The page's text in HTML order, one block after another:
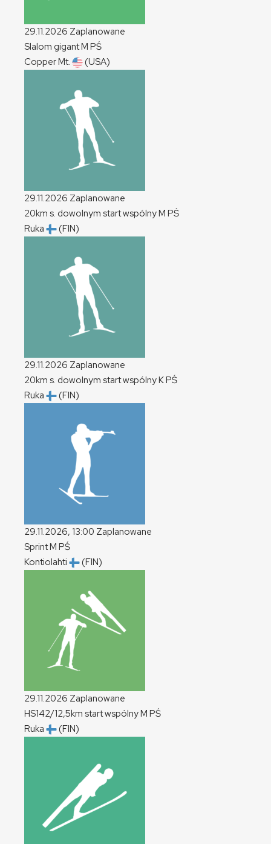
29.11.2026 Zaplanowane
Slalom gigantM PŚ
Copper Mt.
(USA)
29.11.2026 Zaplanowane
20km s. dowolnym start wspólnyM PŚ
Ruka
(FIN)
29.11.2026 Zaplanowane
20km s. dowolnym start wspólnyKPŚ
Ruka
(FIN)
29.11.2026, 13:00 Zaplanowane
SprintM PŚ
Kontiolahti
(FIN)
29.11.2026 Zaplanowane
HS142/12,5km start wspólnyM PŚ
Ruka
(FIN)